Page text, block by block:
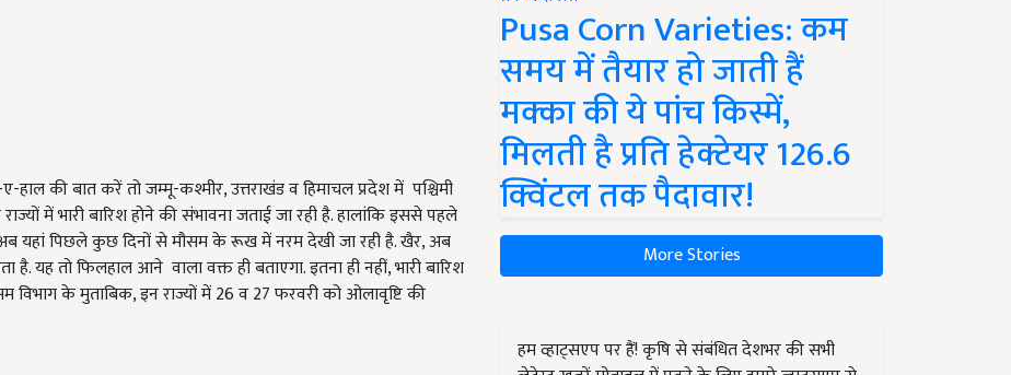
की बात करें तो जम्मू-कश्मीर, उत्तराखंड व हिमाचल प्रदेश में पश्चिमी
में भारी बारिश होने की संभावना जताई जा रही है. हालांकि इससे पहले
अब यहां पिछले कुछ दिनों से मौसम के रूख में नरम देखी जा रही है. खैर, अब
तो फिलहाल आने वाला वक्त ही बताएगा. इतना ही नहीं, भारी बारिश
विभाग के मुताबिक, इन राज्यों में 26 व 27 फरवरी को ओलावृष्टि की
Pusa Corn Varieties: कम
समय में तैयार हो जाती हैं
मक्का की ये पांच किस्में,
मिलती है प्रति हेक्टेयर 126.6
क्विंटल तक पैदावार!
More Stories
हम व्हाट्सएप पर हैं! कृषि से संबंधित देशभर की सभी